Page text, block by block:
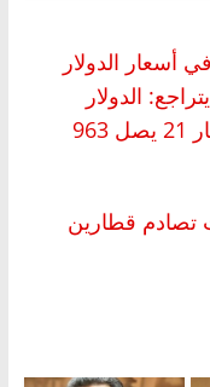
أسعار الدولار
الدولار
18.22 واليورو يكسر حاجز 20 وعيار 21 يصل 963
تصادم قطارين